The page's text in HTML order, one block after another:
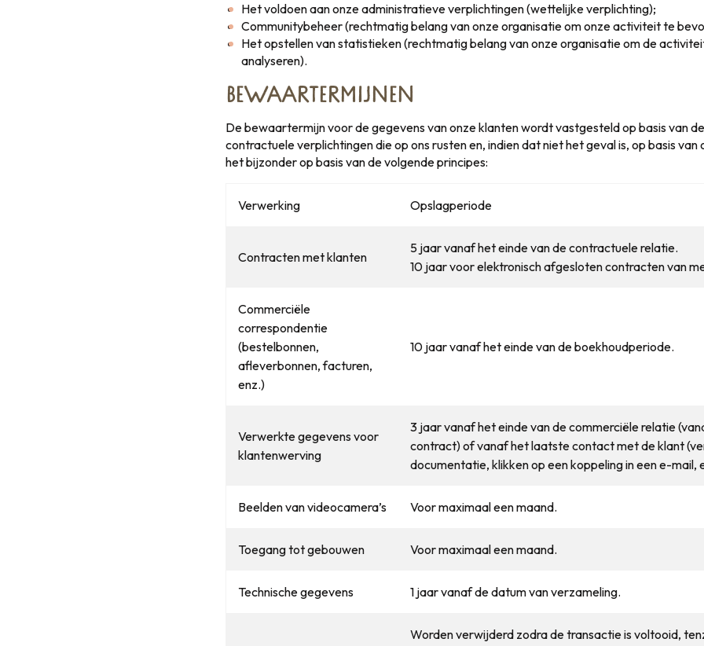
Het voldoen aan onze administratieve verplichtingen (wettelijke verplichting);
Communitybeheer (rechtmatig belang van onze organisatie om onze activiteit te
Het opstellen van statistieken (rechtmatig belang van onze organisatie om de
analyseren).
BEWAARTERMIJNEN
De bewaartermijn voor de gegevens van onze klanten wordt vastgesteld op basis van
contractuele verplichtingen die op ons rusten en, indien dat niet het geval is, op basis van
het bijzonder op basis van de volgende principes:
Verwerking Opslagperiode
Contracten met klanten
5 jaar vanaf het einde van de contractuele relatie.
10 jaar voor elektronisch afgesloten contracten van
Commerciële
correspondentie
(bestelbonnen,
afleverbonnen, facturen,
enz.)
10 jaar vanaf het einde van de boekhoudperiode.
Verwerkte gegevens voor
klantenwerving
3 jaar vanaf het einde van de commerciële relatie
contract) of vanaf het laatste contact met de klant
documentatie, klikken op een koppeling in een e-mail,
Beelden van videocamera’s Voor maximaal een maand.
Toegang tot gebouwen Voor maximaal een maand.
Technische gegevens 1 jaar vanaf de datum van verzameling.
Worden verwijderd zodra de transactie is voltooid,